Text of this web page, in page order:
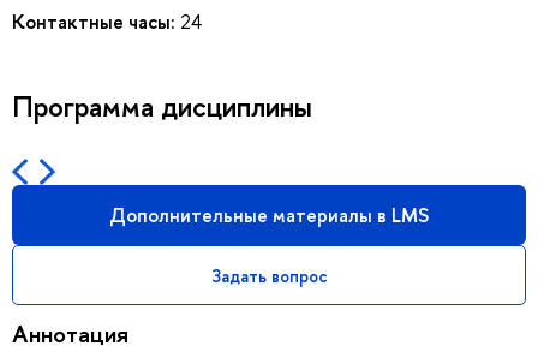
Контактные часы: 24
Программа дисциплины
Дополнительные материалы в LMS
Задать вопрос
Аннотация